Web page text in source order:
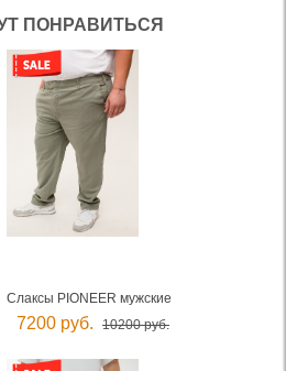
ПОНРАВИТЬСЯ
Слаксы PIONEER мужские
7200 руб. 10200 руб.